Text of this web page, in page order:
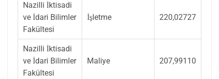
Nazilli İktisadi
ve İdari Bilimler
Fakültesi
İşletme 220,02727
Nazilli İktisadi
ve İdari Bilimler
Fakültesi
Maliye 207,99110